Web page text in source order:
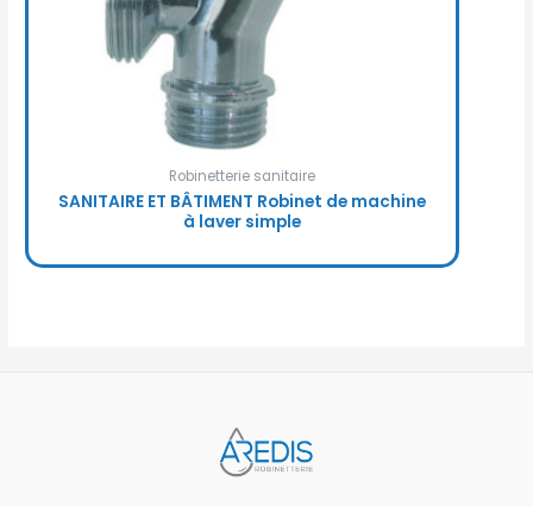
Robinetterie sanitaire
SANITAIRE ET BÂTIMENT Robinet de machine
à laver simple